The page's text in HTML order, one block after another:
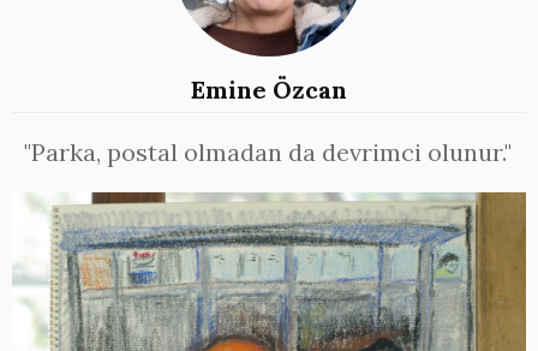
Emine Özcan
"Parka, postal olmadan da devrimci olunur."